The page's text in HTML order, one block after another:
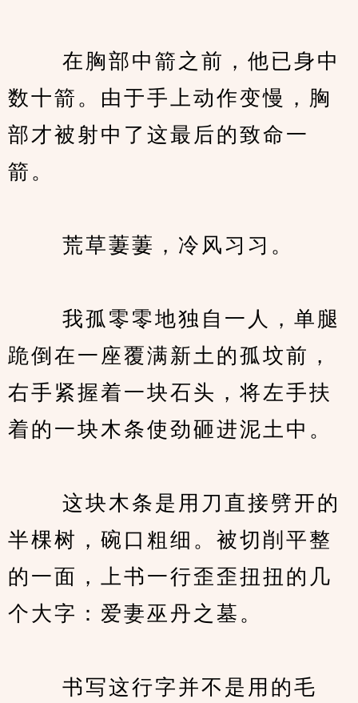
在胸部中箭之前，他已身中
数十箭。由于手上动作变慢，胸
部才被射中了这最后的致命一
箭。
荒草萋萋，冷风习习。
我孤零零地独自一人，单腿
跪倒在一座覆满新土的孤坟前，
右手紧握着一块石头，将左手扶
着的一块木条使劲砸进泥土中。
这块木条是用刀直接劈开的
半棵树，碗口粗细。被切削平整
的一面，上书一行歪歪扭扭的几
个大字：爱妻巫丹之墓。
书写这行字并不是用的毛